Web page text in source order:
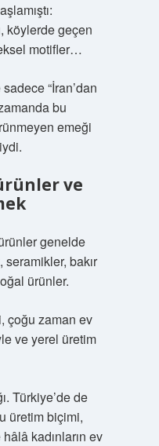
köylerde geçen
motifler…
“İran’dan
bu
emeği
ve
genelde
seramikler, bakır
ürünler.
çoğu zaman ev
ve yerel üretim
Türkiye’de de
üretim biçimi,
kadınların ev